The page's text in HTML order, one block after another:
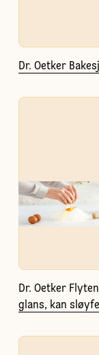
Dr. Oetker
Dr. Oetker
glans, kan